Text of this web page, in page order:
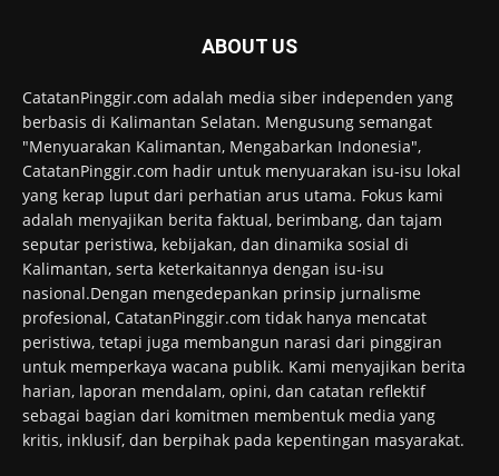
ABOUT US
CatatanPinggir.com adalah media siber independen yang
berbasis di Kalimantan Selatan. Mengusung semangat
"Menyuarakan Kalimantan, Mengabarkan Indonesia",
CatatanPinggir.com hadir untuk menyuarakan isu-isu lokal
yang kerap luput dari perhatian arus utama. Fokus kami
adalah menyajikan berita faktual, berimbang, dan tajam
seputar peristiwa, kebijakan, dan dinamika sosial di
Kalimantan, serta keterkaitannya dengan isu-isu
nasional.Dengan mengedepankan prinsip jurnalisme
profesional, CatatanPinggir.com tidak hanya mencatat
peristiwa, tetapi juga membangun narasi dari pinggiran
untuk memperkaya wacana publik. Kami menyajikan berita
harian, laporan mendalam, opini, dan catatan reflektif
sebagai bagian dari komitmen membentuk media yang
kritis, inklusif, dan berpihak pada kepentingan masyarakat.